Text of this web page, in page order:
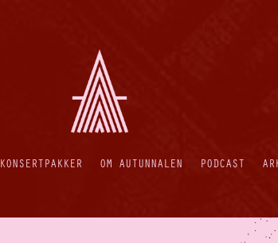
KONSERTPAKKER OM AUTUNNALEN PODCAST